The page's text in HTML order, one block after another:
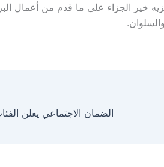
خير الجزاء على ما قدم من أعمال البر